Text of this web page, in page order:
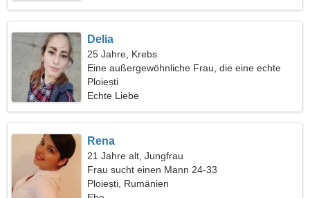
Delia
25 Jahre, Krebs
Eine außergewöhnliche Frau, die eine echte
Beziehung sucht
Ploiești
Echte Liebe
Rena
21 Jahre alt, Jungfrau
Frau sucht einen Mann 24-33
Ploiești, Rumänien